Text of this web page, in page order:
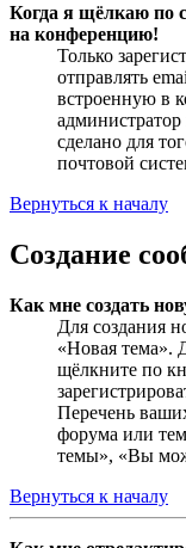
Когда я щёлкаю по
на конференцию!
Только
отправлять
встроенную в
сделано для
почтовой
Вернуться к началу
Создание
Как мне создать
Для создания
«Новая тема».
щёлкните по
Перечень
форума или
темы», «Вы
Вернуться к началу